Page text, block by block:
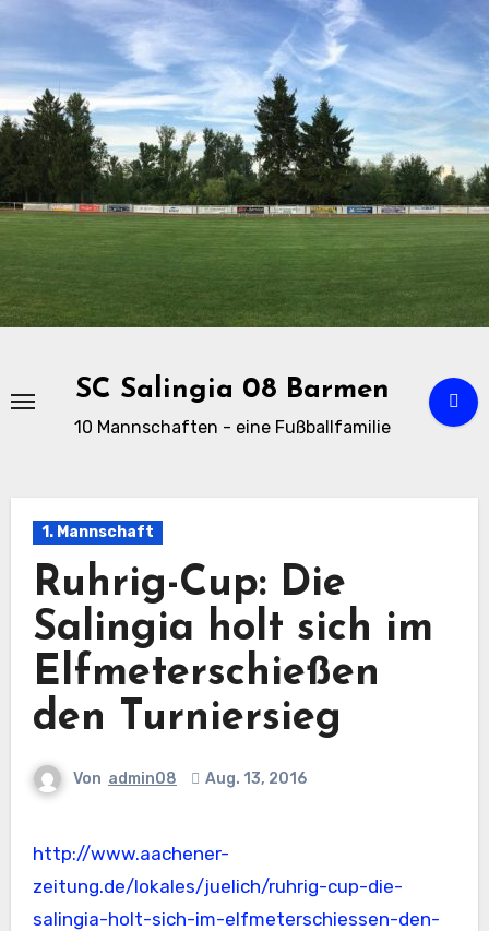
Zu
Inhalten
springen
SC Salingia 08 Barmen
10 Mannschaften - eine Fußballfamilie
1. Mannschaft
Ruhrig-Cup: Die
Salingia holt sich im
Elfmeterschießen
den Turniersieg
Von admin08 Aug. 13, 2016
http://www.aachener-
zeitung.de/lokales/juelich/ruhrig-cup-die-
salingia-holt-sich-im-elfmeterschiessen-den-